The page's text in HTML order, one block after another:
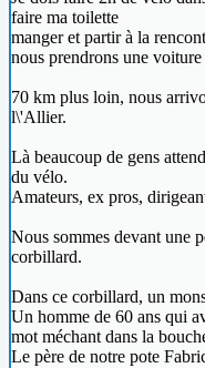
faire ma toilette
manger et partir à la
nous prendrons une voiture
70 km plus loin, nous
l\'Allier.
Là beaucoup de gens
du vélo.
Amateurs, ex pros,
Nous sommes devant une
corbillard.
Dans ce corbillard, un
Un homme de 60 ans qui
mot méchant dans la
Le père de notre pote